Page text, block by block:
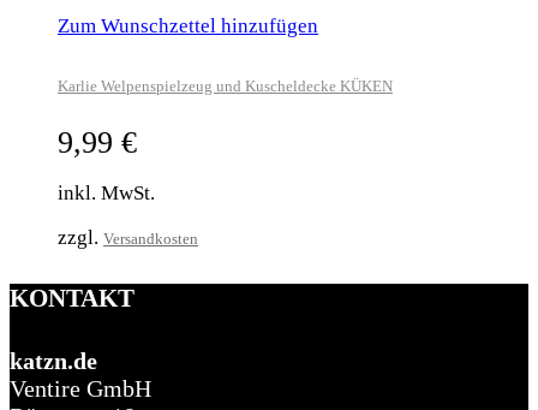
Zum Wunschzettel hinzufügen
Karlie Welpenspielzeug und Kuscheldecke KÜKEN
9,99 €
inkl. MwSt.
zzgl. Versandkosten
KONTAKT
katzn.de
Ventire GmbH